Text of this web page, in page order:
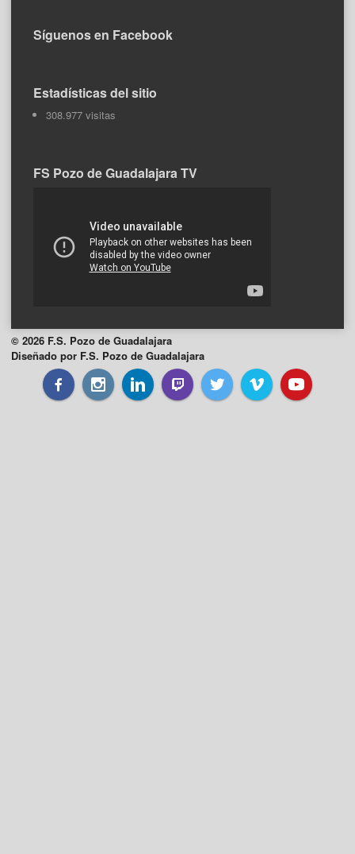
Síguenos en Facebook
Estadísticas del sitio
308.977 visitas
FS Pozo de Guadalajara TV
© 2026 F.S. Pozo de Guadalajara
Diseñado por F.S. Pozo de Guadalajara